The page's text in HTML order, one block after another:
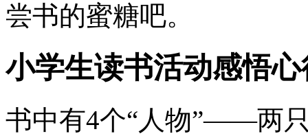
尝书的蜜糖吧。
小学生读书活动感悟心
书中有4个“人物”——两